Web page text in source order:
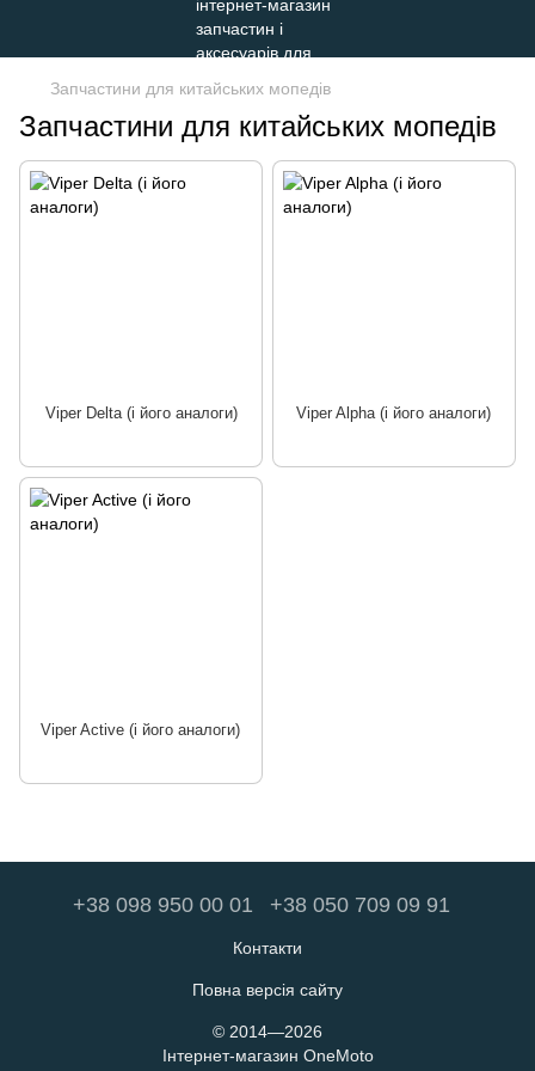
Запчастини для китайських мопедів
Запчастини для китайських мопедів
Viper Delta (і його аналоги) Viper Alpha (і його аналоги)
Viper Active (і його аналоги)
+38 098 950 00 01 +38 050 709 09 91
Контакти
Повна версія сайту
© 2014—2026
Інтернет-магазин OneMoto